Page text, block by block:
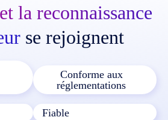
la reconnaissance
se rejoignent
Conforme aux
réglementations
Fiable